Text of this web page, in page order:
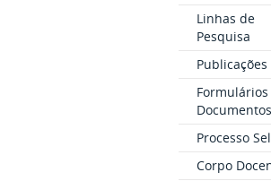
Linhas de
Pesquisa
Publicações
Formulários
Documentos
Processo
Corpo